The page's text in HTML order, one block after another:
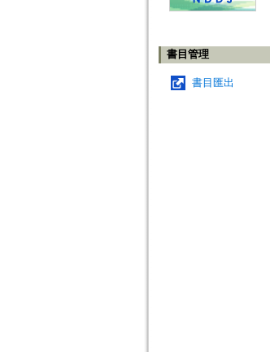
書目管理
書目匯出